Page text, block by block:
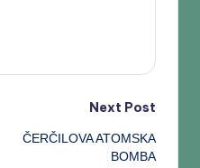
Next Post
ČERČILOVA ATOMSKA
BOMBA